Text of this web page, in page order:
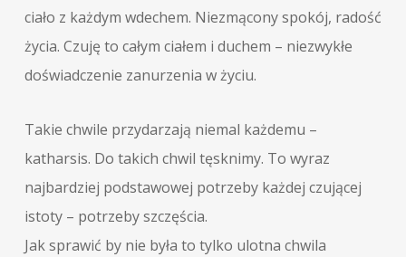
ciało z każdym wdechem. Niezmącony spokój, radość
życia. Czuję to całym ciałem i duchem – niezwykłe
doświadczenie zanurzenia w życiu.
Takie chwile przydarzają niemal każdemu –
katharsis. Do takich chwil tęsknimy. To wyraz
najbardziej podstawowej potrzeby każdej czującej
istoty – potrzeby szczęścia.
Jak sprawić by nie była to tylko ulotna chwila